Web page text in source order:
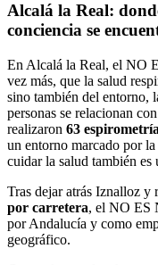
Alcalá la Real:
conciencia se
En Alcalá la Real, el NO
vez más, que la salud
sino también del entorno,
personas se relacionan
realizaron 63
un entorno marcado por
cuidar la salud también es
Tras dejar atrás Iznalloz y
por carretera, el NO ES
por Andalucía y como
geográfico.